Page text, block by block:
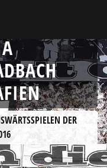
DER